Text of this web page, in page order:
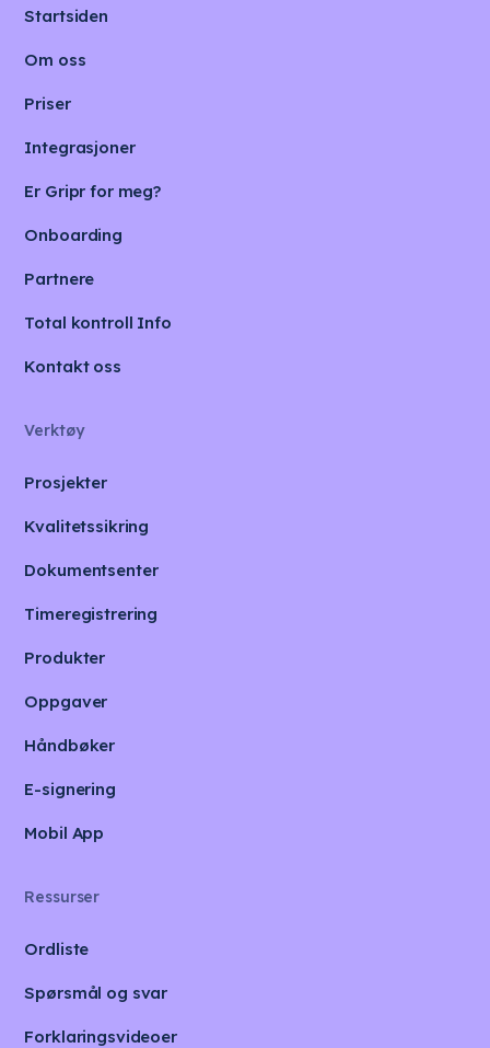
Startsiden
Om oss
Priser
Integrasjoner
Er Gripr for meg?
Onboarding
Partnere
Total kontroll Info
Kontakt oss
Verktøy
Prosjekter
Kvalitetssikring
Dokumentsenter
Timeregistrering
Produkter
Oppgaver
Håndbøker
E-signering
Mobil App
Ressurser
Ordliste
Spørsmål og svar
Forklaringsvideoer